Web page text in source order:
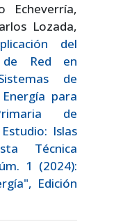
Echeverría,
Lozada,
del
de Red en
de
para
de
Islas
Técnica
1 (2024):
Edición